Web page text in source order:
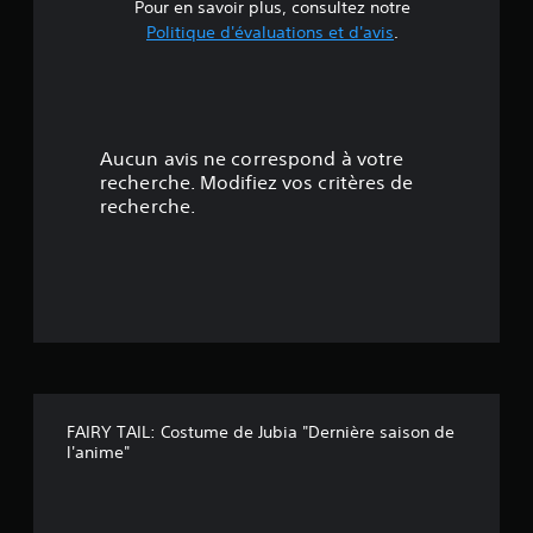
s
u
Pour en savoir plus, consultez notre
Politique d'évaluations et d'avis.
Aucun avis ne correspond à votre
recherche. Modifiez vos critères de
recherche.
FAIRY TAIL: Costume de Jubia "Dernière saison de
l'anime"